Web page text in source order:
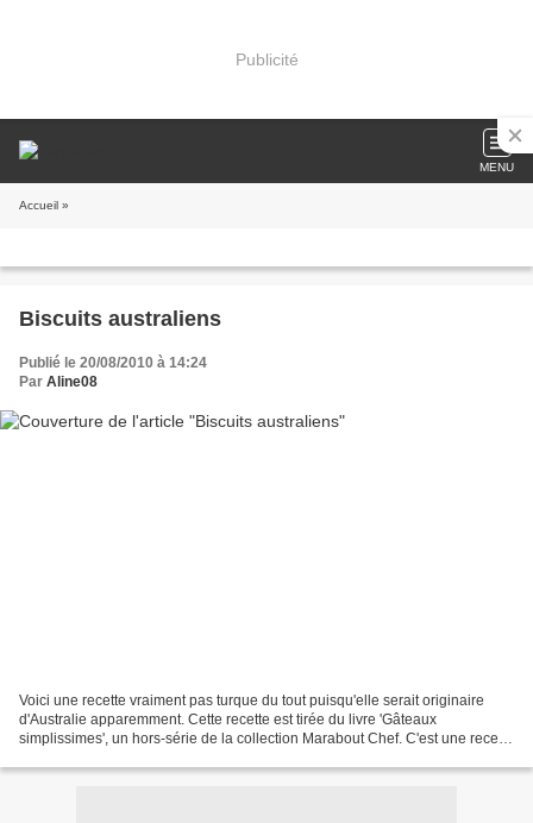
Publicité
MENU
Accueil »
Biscuits australiens
Publié le 20/08/2010 à 14:24
Par Aline08
Voici une recette vraiment pas turque du tout puisqu'elle serait originaire
d'Australie apparemment. Cette recette est tirée du livre 'Gâteaux
simplissimes', un hors-série de la collection Marabout Chef. C'est une recette